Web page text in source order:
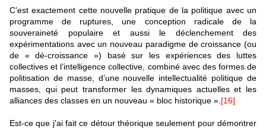
C’est exactement cette nouvelle pratique de la politique avec un
programme de ruptures, une conception radicale de la
souveraineté populaire et aussi le déclenchement des
expérimentations avec un nouveau paradigme de croissance (ou
de « dé-croissance ») basé sur les expériences des luttes
collectives et l’intelligence collective, combiné avec des formes de
politisation de masse, d’une nouvelle intellectualité politique de
masses, qui peut transformer les dynamiques actuelles et les
alliances des classes en un nouveau « bloc historique ». [16]
Est-ce que j'ai fait ce détour théorique seulement pour démontrer